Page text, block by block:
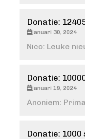
Donatie:
januari 30, 2024
Nico: Leuke
Donatie:
januari 19, 2024
Anoniem:
Donatie: 1000